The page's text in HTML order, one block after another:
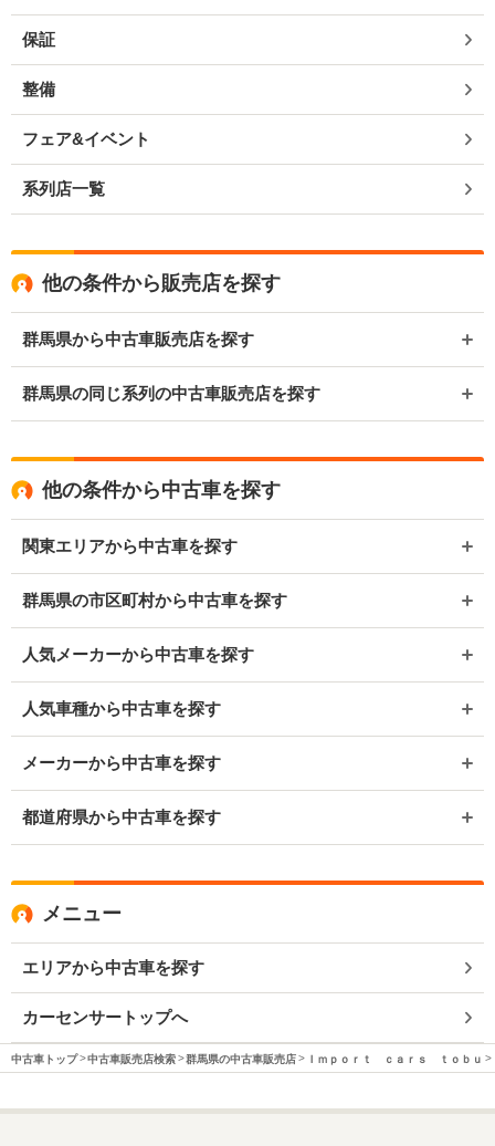
保証
整備
フェア&イベント
系列店一覧
他の条件から販売店を探す
群馬県から中古車販売店を探す
群馬県の同じ系列の中古車販売店を探す
他の条件から中古車を探す
関東エリアから中古車を探す
群馬県の市区町村から中古車を探す
人気メーカーから中古車を探す
人気車種から中古車を探す
メーカーから中古車を探す
都道府県から中古車を探す
メニュー
エリアから中古車を探す
カーセンサートップへ
中古車トップ 中古車販売店検索 群馬県の中古車販売店 Ｉｍｐｏｒｔ ｃａｒｓ ｔｏｂｕ